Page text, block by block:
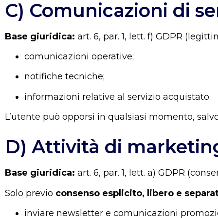
C) Comunicazioni di
Base giuridica: art. 6, par. 1, lett. f) GDPR
comunicazioni operative;
notifiche tecniche;
informazioni relative al servizio acquistato.
L’utente può opporsi in qualsiasi momento,
D) Attività di
Base giuridica: art. 6, par. 1, lett. a) GDPR
Solo previo consenso esplicito, libero e
inviare newsletter e comunicazioni